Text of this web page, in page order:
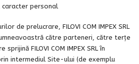
caracter personal
de prelucrare, FILOVI COM IMPEX SRL
către parteneri, către terțe
FILOVI COM IMPEX SRL în
intermediul Site-ului (de exemplu